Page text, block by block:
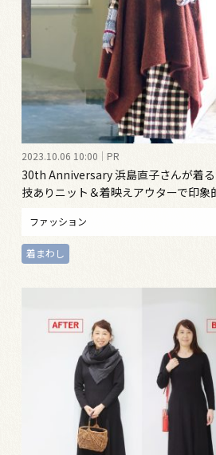
2023.10.06 10:00 PR
30th Anniversary 浜島直子さんが着
技ありニット＆着映えアウターで印象
ファッション
着まわし